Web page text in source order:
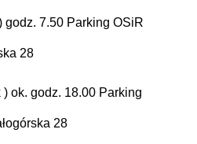
godz. 7.50 Parking OSiR
28
ok. godz. 18.00 Parking
28